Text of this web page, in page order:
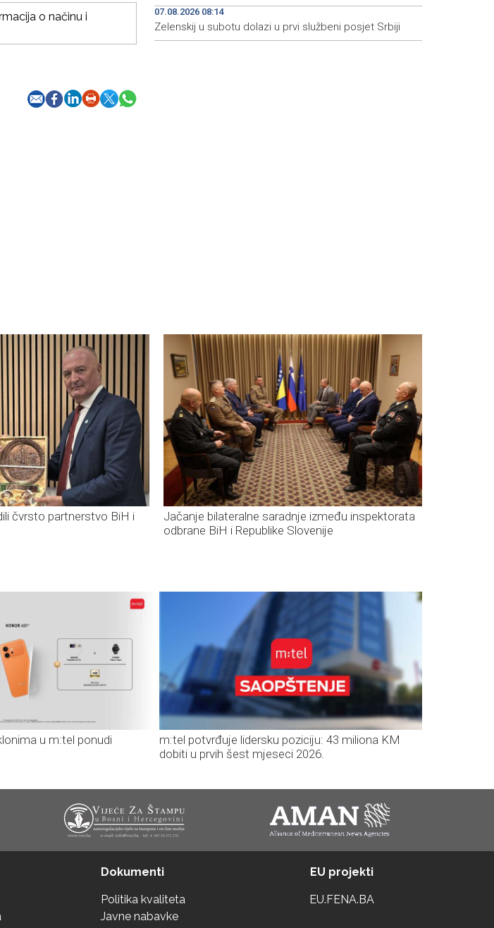
o načinu i
07.08.2026 08:14
Zelenskij u subotu dolazi u prvi službeni posjet Srbiji
čvrsto partnerstvo BiH i
Jačanje bilateralne saradnje između inspektorata
odbrane BiH i Republike Slovenije
u m:tel ponudi
m:tel potvrđuje lidersku poziciju: 43 miliona KM
dobiti u prvih šest mjeseci 2026.
Dokumenti
Politika kvaliteta
Javne nabavke
EU projekti
EU.FENA.BA